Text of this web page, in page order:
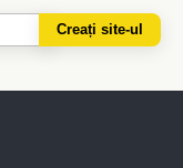
Creați site-ul